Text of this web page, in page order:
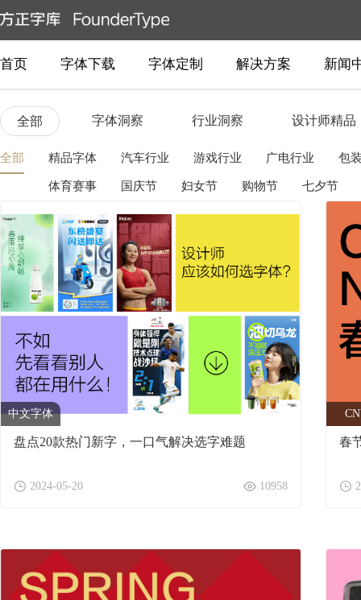
首页 字体下载 字体定制 解决方案 新闻
全部 字体洞察 行业洞察 设计师精品
全部 精品字体 汽车行业 游戏行业 广电行业 包
体育赛事 国庆节 妇女节 购物节 七夕节
中文字体
盘点20款热门新字，一口气解决选字难题
2024-05-20 10958
春